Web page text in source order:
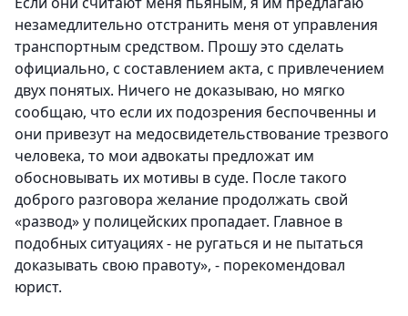
незамедлительно отстранить меня от управления
транспортным средством. Прошу это сделать
официально, с составлением акта, с привлечением
двух понятых. Ничего не доказываю, но мягко
сообщаю, что если их подозрения беспочвенны и
они привезут на медосвидетельствование трезвого
человека, то мои адвокаты предложат им
обосновывать их мотивы в суде. После такого
доброго разговора желание продолжать свой
«развод» у полицейских пропадает. Главное в
подобных ситуациях - не ругаться и не пытаться
доказывать свою правоту», - порекомендовал
юрист.